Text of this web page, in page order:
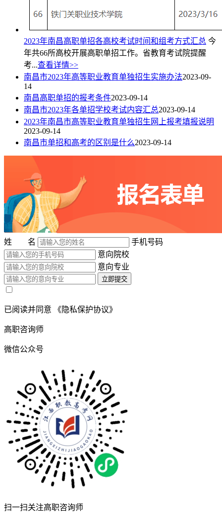
2023年南昌高职单招各高校考试时间和组考方式汇总 今
年共66所高校开展高职单招工作。省教育考试院提醒
考...查看详情>>
南昌市2023年高等职业教育单独招生实施办法2023-09-
14
南昌高职单招的报考条件2023-09-14
南昌市2023年各单招学校考试内容汇总2023-09-14
2023年南昌市高等职业教育单独招生网上报考填报说明
2023-09-14
南昌市单招和高考的区别是什么2023-09-14
姓 名
手机号码
意向院校
意向专业
立即提交
已阅读并同意 《隐私保护协议》
高职咨询师
微信公众号
扫一扫关注高职咨询师